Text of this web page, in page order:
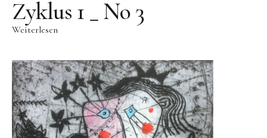
Gießereien
Gießerei Rom
Blau-Miau
Der verträumte König
Rastender Narr
Zyklus 1 _ No 3
Weiterlesen